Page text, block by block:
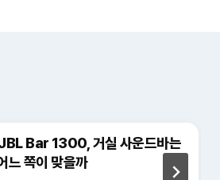
Bar 1300, 거실 사운드바는
느 쪽이 맞을까